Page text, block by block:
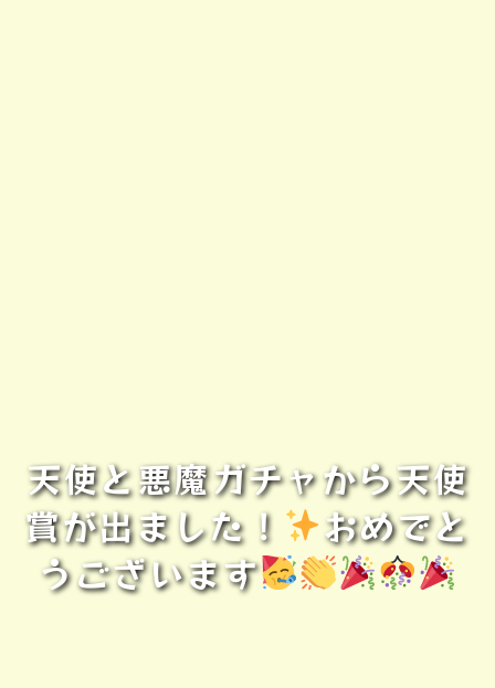
天使と悪魔ガチャから天使
賞が出ました！
おめでと
うございます